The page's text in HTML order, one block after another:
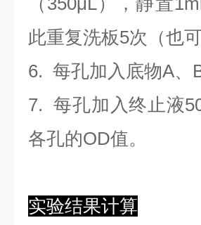
此重复洗板5次（也
6. 每孔加入底物A、
7. 每孔加入终止液
各孔的OD值。
实验结果计算